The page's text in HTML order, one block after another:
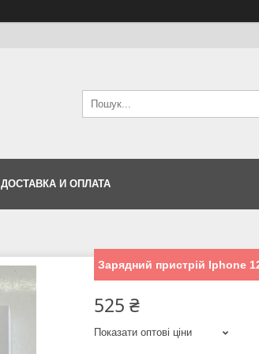
ДОСТАВКА И ОПЛАТА
Зарядний пристрій Iphone
525 ₴
Показати оптові ціни